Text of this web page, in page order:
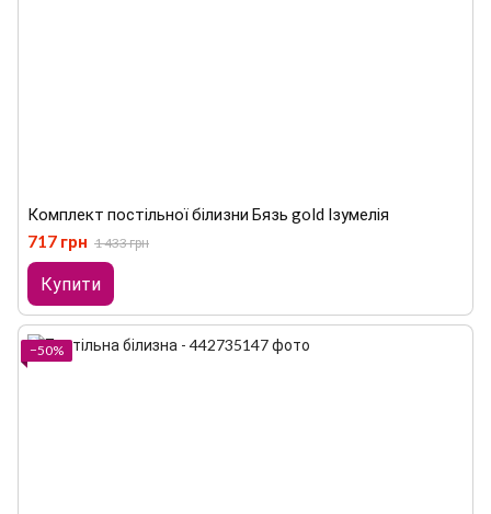
Комплект постільної білизни Бязь gold Ізумелія
717 грн 1 433 грн
Купити
−50%